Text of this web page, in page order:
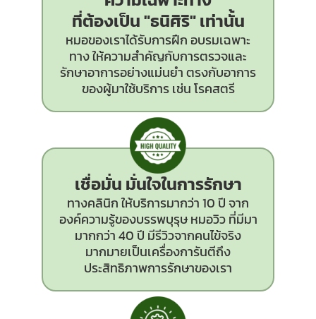
ที่ต้องเป็น"ธนิศิริ"เท่านั้น
หมอของเราได้รับการฝึก อบรมเฉพาะ
ทาง ให้ความสำคัญกับการตรวจและ
รักษาอาการอย่างแม่นยำ ตรงกับอาการ
ของผู้มาใช้บริการ เช่น โรคสตรี
เชื่อมั่น มั่นใจในการรักษา
ทางคลินิก ให้บริการมากว่า 10 ปี จาก
องค์ความรู้ของบรรพบุรุษ หมอวิว ที่มีมา
มากกว่า 40 ปี มีรีวิวจากคนไข้จริง
มากมายเป็นเครื่องการันตีถึง
ประสิทธิภาพการรักษาของเรา